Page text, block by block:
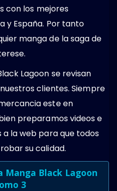
con los mejores
y España. Por tanto
manga de la saga de
Lagoon se revisan
clientes. Siempre
este en
preparamos videos e
a la web para que todos
su calidad.
Black Lagoon
3